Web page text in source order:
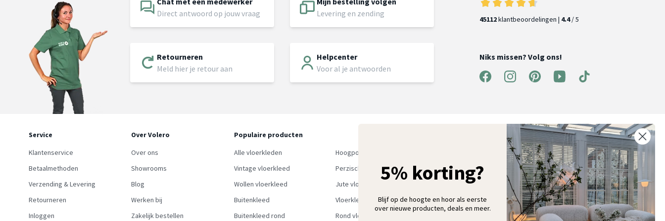
Direct antwoord op jouw vraag
Levering en zending
Retourneren
Meld hier je retour aan
Helpcenter
Voor al je antwoorden
45112klantbeoordelingen | 4.4/ 5
Niks missen? Volg ons!
Service
Klantenservice
Betaalmethoden
Verzending & Levering
Retourneren
Inloggen
Over Volero
Over ons
Showrooms
Blog
Werken bij
Zakelijk bestellen
Populaire producten
Alle vloerkleden
Hoogpolig vloerkleed
Vintage vloerkleed
Perzisch tapijt
Wollen vloerkleed
Jute vloerkleed
Buitenkleed
Vloerkleed groen
Buitenkleed rond
Rond vloerkleed
Ontvang 5% korting op je eerste bestelling
Schrijf je in voor onze nieuwsbrief en ontvang als eerste nieuwe
wooninspiratie, collecties en aanbiedingen
Aanmelden
5% korting?
Blijf op de hoogte en hoor als eerste
over nieuwe producten, deals en meer.